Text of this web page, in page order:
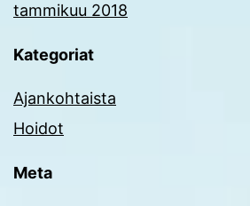
tammikuu 2018
Kategoriat
Ajankohtaista
Hoidot
Meta